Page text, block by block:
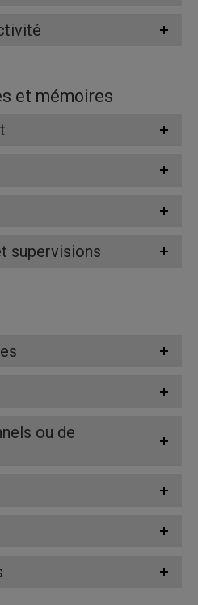
et mémoires
supervisions
ou de